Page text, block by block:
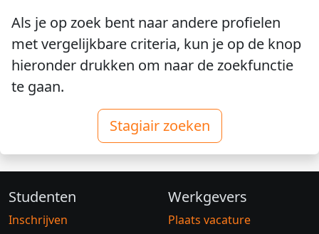
Als je op zoek bent naar andere profielen
met vergelijkbare criteria, kun je op de knop
hieronder drukken om naar de zoekfunctie
te gaan.
Stagiair zoeken
Studenten
Inschrijven
Werkgevers
Plaats vacature